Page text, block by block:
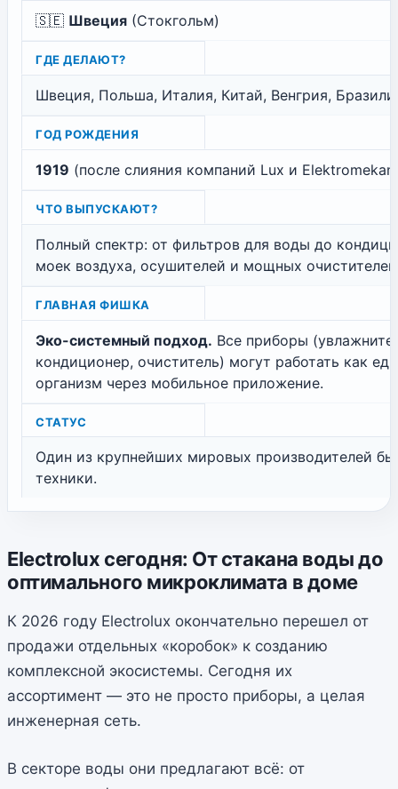
🇸🇪 Швеция (Стокгольм)
ГДЕ ДЕЛАЮТ?
Швеция, Польша, Италия, Китай, Венгрия,
ГОД РОЖДЕНИЯ
1919 (после слияния компаний Lux и
ЧТО ВЫПУСКАЮТ?
Полный спектр: от фильтров для воды до
моек воздуха, осушителей и мощных
ГЛАВНАЯ ФИШКА
Эко-системный подход. Все приборы
кондиционер, очиститель) могут работать как
организм через мобильное приложение.
СТАТУС
Один из крупнейших мировых производителей
техники.
Electrolux сегодня: От стакана воды до
оптимального микроклимата в доме
К 2026 году Electrolux окончательно перешел от
продажи отдельных «коробок» к созданию
комплексной экосистемы. Сегодня их
ассортимент — это не просто приборы, а целая
инженерная сеть.
В секторе воды они предлагают всё: от